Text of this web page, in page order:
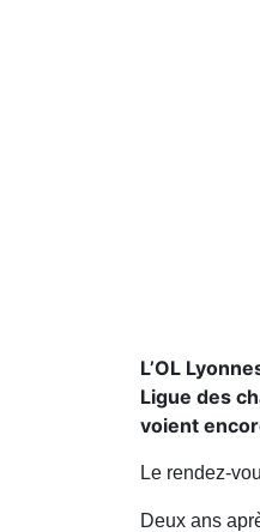
L’OL
Ligue des
voient
Le rendez-
Deux ans